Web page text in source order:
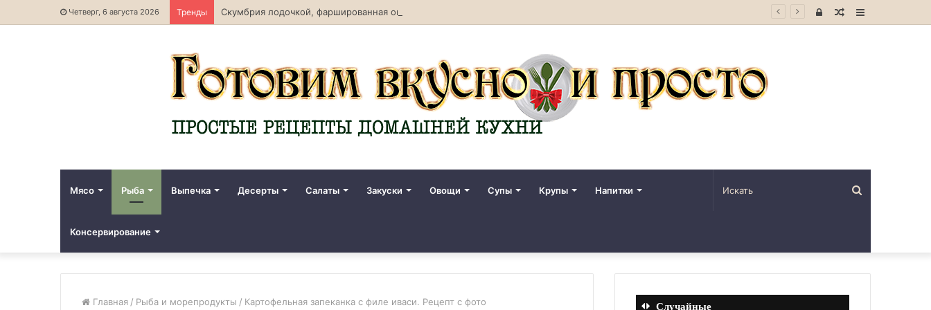
Четверг, 6 августа 2026 Тренды Скумбрия лодочкой, фаршированная овощами. Рецепт с фото Sidebar
Случайная
Войти
Мясо Рыба Выпечка Десерты Салаты Закуски Овощи Супы Крупы Напитки
Консервирование
Главная / Рыба и морепродукты / Картофельная запеканка с филе иваси. Рецепт с фото Случайные